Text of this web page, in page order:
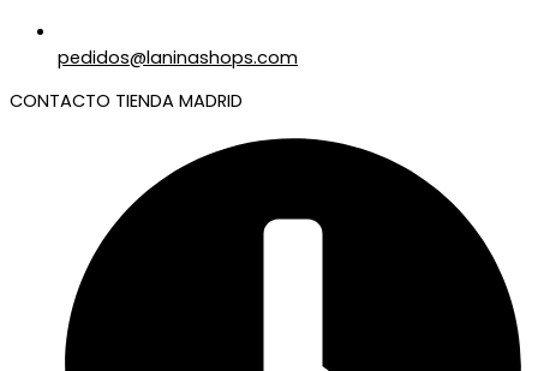
pedidos@laninashops.com
CONTACTO TIENDA MADRID